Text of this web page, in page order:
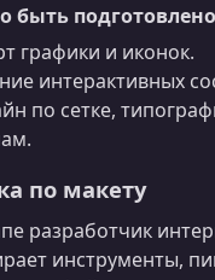
быть подготовлено
графики и иконок.
интерактивных
по сетке,
по макету
разработчик
инструменты,